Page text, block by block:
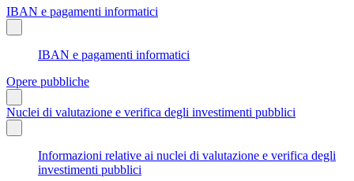
IBAN e pagamenti informatici
IBAN e pagamenti informatici
Opere pubbliche
Nuclei di valutazione e verifica degli investimenti pubblici
Informazioni relative ai nuclei di valutazione e verifica degli
investimenti pubblici